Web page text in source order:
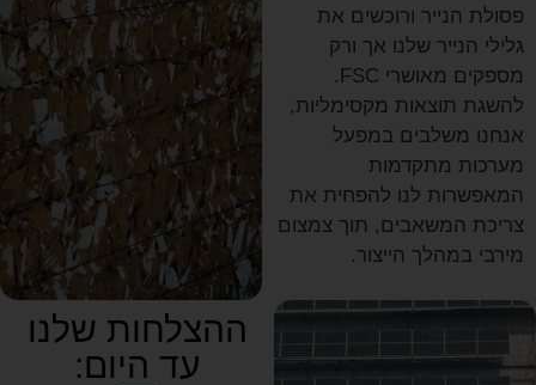
פסולת הנייר ורוכשים את
גלילי הנייר שלנו אך ורק
מספקים מאושרי FSC.
להשגת תוצאות מקסימליות,
אנחנו משלבים במפעל
מערכות מתקדמות
המאפשרות לנו להפחית את
צריכת המשאבים, תוך צמצום
מירבי במהלך הייצור.
ההצלחות שלנו
עד היום: